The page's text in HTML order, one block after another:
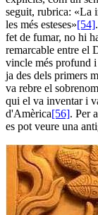
seguit, rubrica: «La
les més esteses»[54]
fet de fumar, no hi
remarcable entre el
vincle més profund
ja des dels primers
va rebre el
qui el va inventar i
d'Amèrica[56]. Per
es pot veure una